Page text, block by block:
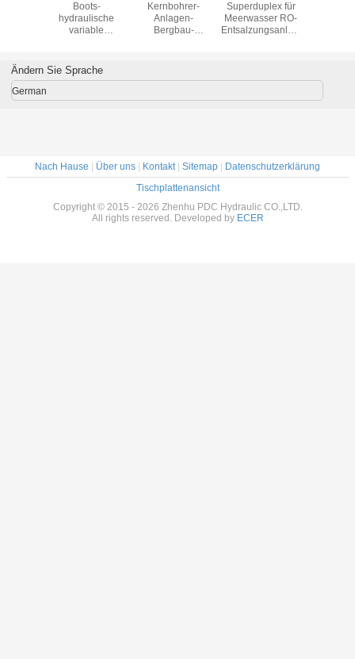
Boots-
hydraulische
variable
Perbunan-
Dichtung
Kernbohrer-
Anlagen-
Bergbau-
Superduplex für
Meerwasser RO-
Entsalzungsanlage
Ändern Sie Sprache
German
Nach Hause Über uns Kontakt| Sitemap
Datenschutzerklärung
Tischplattenansicht
Copyright © 2015 - 2026 Zhenhu PDC Hydraulic CO.,LTD.
All rights reserved. Developed by ECER